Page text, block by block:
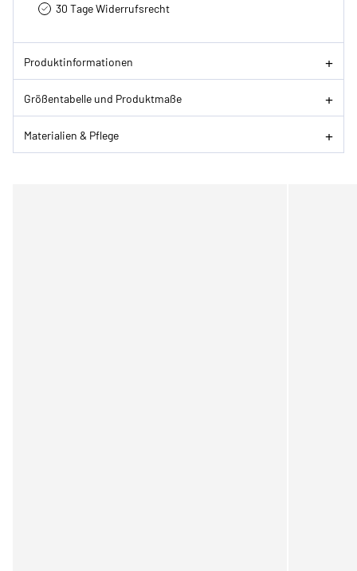
30 Tage Widerrufsrecht
Produktinformationen
Größentabelle und Produktmaße
Materialien & Pflege